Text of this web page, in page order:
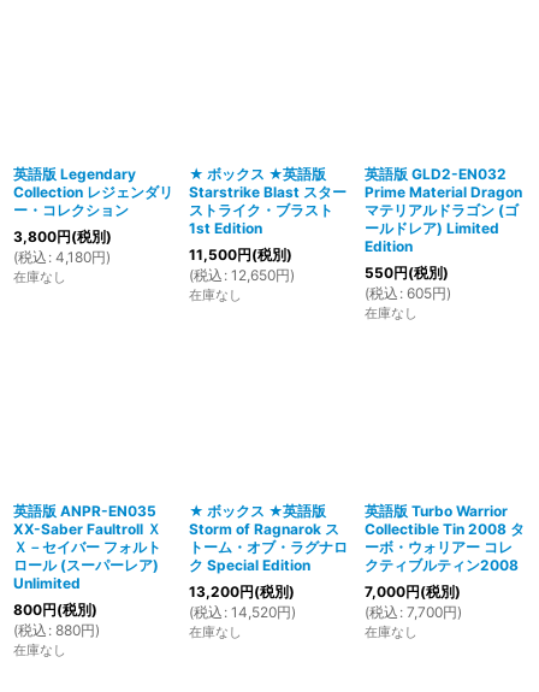
英語版 Legendary
Collection レジェンダリ
ー・コレクション
3,800円(税別)
(税込 : 4,180円)
在庫なし
★ ボックス ★英語版
Starstrike Blast スター
ストライク・ブラスト
1st Edition
11,500円(税別)
(税込 : 12,650円)
在庫なし
英語版 GLD2-EN032
Prime Material Dragon
マテリアルドラゴン (ゴ
ールドレア) Limited
Edition
550円(税別)
(税込 : 605円)
在庫なし
英語版 ANPR-EN035
XX-Saber Faultroll Ｘ
Ｘ－セイバー フォルト
ロール (スーパーレア)
Unlimited
800円(税別)
(税込 : 880円)
在庫なし
★ ボックス ★英語版
Storm of Ragnarok ス
トーム・オブ・ラグナロ
ク Special Edition
13,200円(税別)
(税込 : 14,520円)
在庫なし
英語版 Turbo Warrior
Collectible Tin 2008 タ
ーボ・ウォリアー コレ
クティブルティン2008
7,000円(税別)
(税込 : 7,700円)
在庫なし